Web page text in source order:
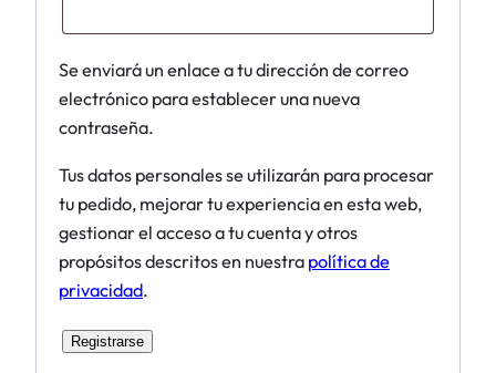
Se enviará un enlace a tu dirección de correo
electrónico para establecer una nueva
contraseña.
Tus datos personales se utilizarán para procesar
tu pedido, mejorar tu experiencia en esta web,
gestionar el acceso a tu cuenta y otros
propósitos descritos en nuestra política de
privacidad.
Registrarse